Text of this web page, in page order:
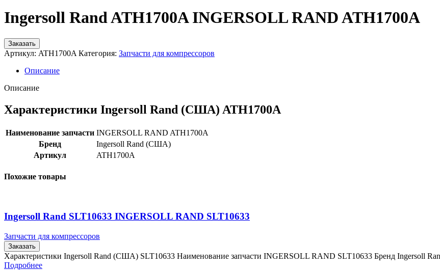
Ingersoll Rand ATH1700A INGERSOLL RAND ATH1700A
Заказать
Артикул: ATH1700A Категория: Запчасти для компрессоров
Описание
Описание
Характеристики Ingersoll Rand (США) ATH1700A
Наименование запчасти INGERSOLL RAND ATH1700A
Бренд
Ingersoll Rand (США)
Артикул
ATH1700A
Похожие товары
Ingersoll Rand SLT10633 INGERSOLL RAND SLT10633
Запчасти для компрессоров
Заказать
Характеристики Ingersoll Rand (США) SLT10633 Наименование запчасти INGERSOLL RAND SLT10633 Бренд Ingersoll
Подробнее